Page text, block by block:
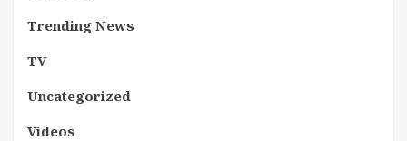
Trending News
TV
Uncategorized
Videos